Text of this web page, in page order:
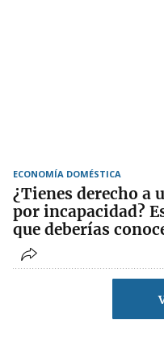
ECONOMÍA DOMÉSTICA
¿Tienes derecho a
por incapacidad?
que deberías